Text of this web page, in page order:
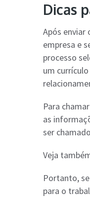
Dicas
Após enviar
empresa e
processo
um
Para
as
ser
Veja
Portanto,
para o